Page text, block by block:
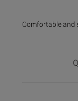
Comfortable and